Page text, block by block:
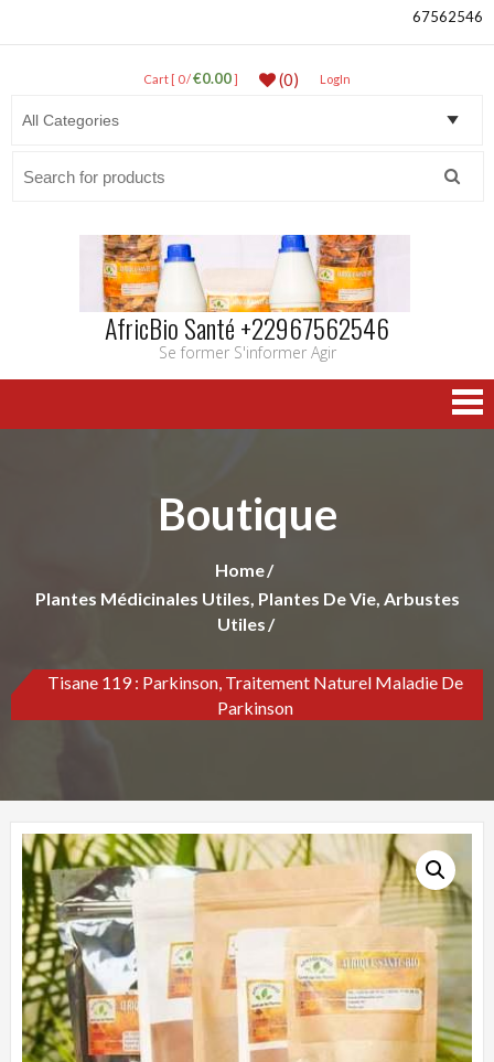
67562546
Cart [ 0 /€0.00] (0) LogIn
AfricBio Santé +22967562546
Se former S'informer Agir
Boutique
Home
Plantes Médicinales Utiles, Plantes De Vie, Arbustes
Utiles
Tisane 119 : Parkinson, Traitement Naturel Maladie De
Parkinson